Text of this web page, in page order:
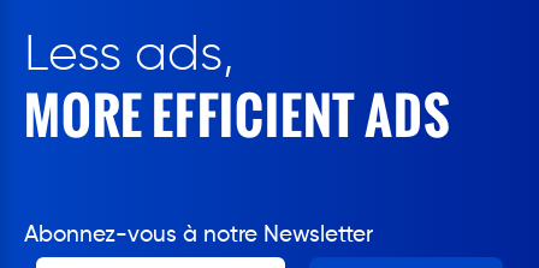
Less ads,
MORE EFFICIENT ADS
Abonnez-vous à notre Newsletter